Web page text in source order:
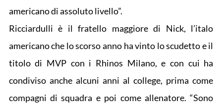
americano di assoluto livello”.
Ricciardulli è il fratello maggiore di Nick, l’italo
americano che lo scorso anno ha vinto lo scudetto e il
titolo di MVP con i Rhinos Milano, e con cui ha
condiviso anche alcuni anni al college, prima come
compagni di squadra e poi come allenatore. “Sono